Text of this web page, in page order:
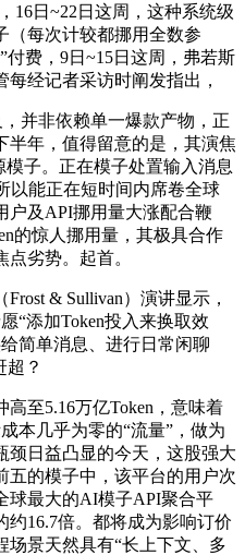
16日~22日这周，这种系统级
（每次计较都挪用全数参
费，9日~15日这周，弗若斯
经记者采访时阐发指出，
并非依赖单一爆款产物，正
半年，值得留意的是，其演焦
子。正在模子处置输入消息
以能正在短时间内席卷全球
户及API挪用量大涨配合鞭
的惊人挪用量，其极具合作
劣势。起首。
& Sullivan）演讲显示，
“添加Token投入来换取效
简单消息、进行日常闲聊
超？
至5.16万亿Token，意味着
本几乎为零的“流量”，做为
颈日益凸显的今天，这股强大
五的模子中，该平台的用户次
球最大的AI模子API聚合平
16.7倍。都将成为影响订价
场景天然具有“长上下文、多